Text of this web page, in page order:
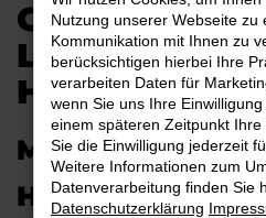
HANNOVER
MIT RABATT
HANNOVER MIT
Nutzung unserer Webseite
Kommunikation mit Ihnen zu
berücksichtigen hierbei Ihre
verarbeiten Daten für
wenn Sie uns Ihre
einem späteren Zeitpunkt
Sie die Einwilligung jederzeit
Weitere Informationen zum
Datenverarbeitung finden Sie
Datenschutzerklärung